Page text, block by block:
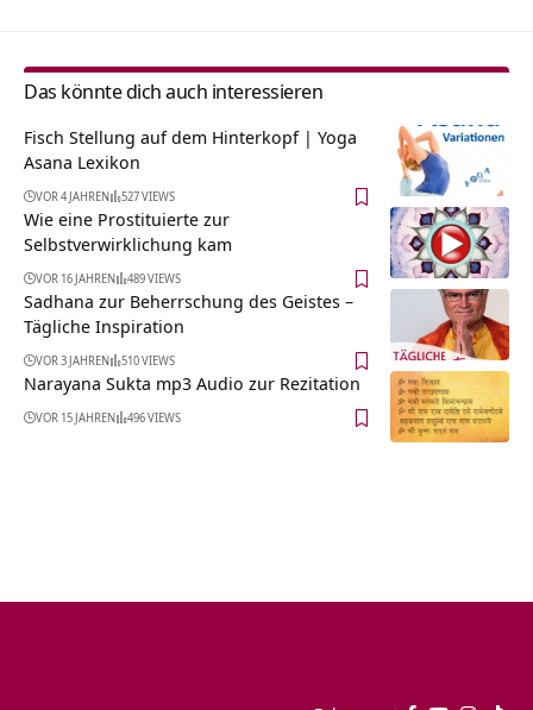
Das könnte dich auch interessieren
Fisch Stellung auf dem Hinterkopf | Yoga
Asana Lexikon
VOR 4 JAHREN 527 VIEWS
Wie eine Prostituierte zur
Selbstverwirklichung kam
VOR 16 JAHREN 489 VIEWS
Sadhana zur Beherrschung des Geistes –
Tägliche Inspiration
VOR 3 JAHREN 510 VIEWS
Narayana Sukta mp3 Audio zur Rezitation
VOR 15 JAHREN 496 VIEWS